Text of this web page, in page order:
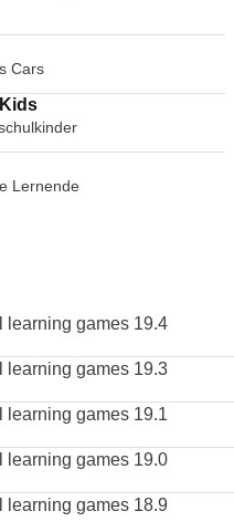
Cars
Lernende
learning games 19.4
learning games 19.3
learning games 19.1
learning games 19.0
learning games 18.9